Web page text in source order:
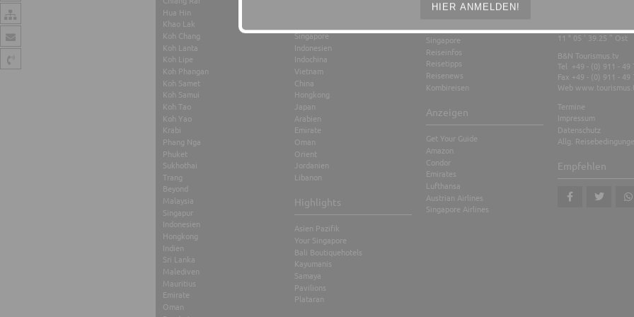
Hua Hin
Khao Lak
Koh Chang
Koh Lanta
Koh Lipe
Koh Phangan
Koh Samet
Koh Samui
Koh Tao
Koh Yao
Krabi
Phang Nga
Phuket
Sukhothai
Trang
Beyond
Malaysia
Singapur
Indonesien
Hongkong
Indien
Sri Lanka
Malediven
Mauritius
Emirate
Oman
Singapore
Indonesien
Indochina
Vietnam
China
Hongkong
Japan
Arabien
Emirate
Oman
Orient
Jordanien
Libanon
Highlights
Asien Pazifik
Your Singapore
Bali Boutiquehotels
Kayumanis
Samaya
Pavilions
Plataran
Stopover
Singapore
Reiseinfos
Reisetipps
Reisenews
Kombireisen
Anzeigen
Get Your Guide
Amazon
Condor
Emirates
Lufthansa
Austrian Airlines
Singapore Airlines
11 ° 05 ' 39.25 " Ost
B&N Tourismus.tv
Tel +49 - (0) 911 - 49
Fax +49 - (0) 911 - 49
Web
Termine
Impressum
Datenschutz
Allg.
Empfehlen
HIER ANMELDEN!